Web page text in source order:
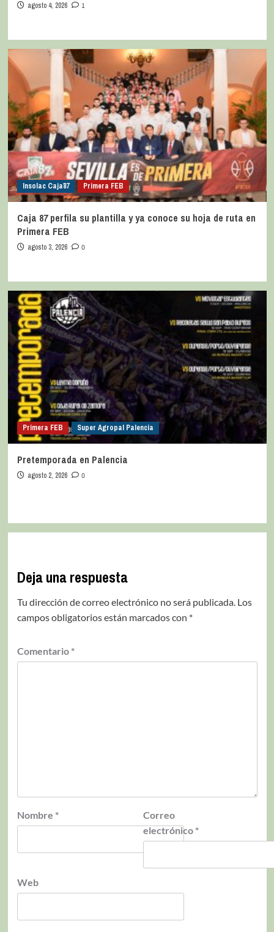
agosto 4, 2026 1
Insolac Caja´87 Primera FEB
Caja 87 perfila su plantilla y ya conoce su hoja de ruta en
Primera FEB
agosto 3, 2026 0
Primera FEB Super Agropal Palencia
Pretemporada en Palencia
agosto 2, 2026 0
Deja una respuesta
Tu dirección de correo electrónico no será publicada. Los
campos obligatorios están marcados con *
Comentario *
Nombre *
Correo
electrónico *
Web